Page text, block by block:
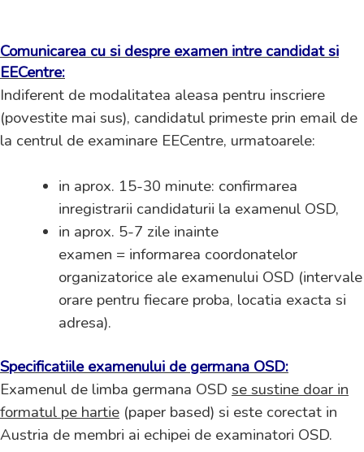
Comunicarea cu si despre examen intre candidat si
EECentre:
Indiferent de modalitatea aleasa pentru inscriere
(povestite mai sus), candidatul primeste prin email de
la centrul de examinare EECentre, urmatoarele:
in aprox. 15-30 minute: confirmarea
inregistrarii candidaturii la examenul OSD,
in aprox. 5-7 zile inainte
examen = informarea coordonatelor
organizatorice ale examenului OSD (intervale
orare pentru fiecare proba, locatia exacta si
adresa).
Specificatiile examenului de germana OSD:
Examenul de limba germana OSD se sustine doar in
formatul pe hartie (paper based) si este corectat in
Austria de membri ai echipei de examinatori OSD.